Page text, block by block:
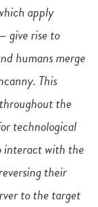
apply
give rise to
humans merge
This
the
technological
interact with the
their
to the target